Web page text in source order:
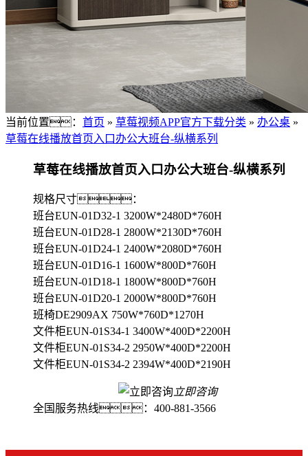
当前位置： 首页 » 草莓视频APP官方下载分类 » 办公桌 »
草莓在线播放首页入口办公大班台-纵横系列
草莓在线播放首页入口办公大班台-纵横系列
规格尺寸：
班台EUN-01D32-1 3200W*2480D*760H
班台EUN-01D28-1 2800W*2130D*760H
班台EUN-01D24-1 2400W*2080D*760H
班台EUN-01D16-1 1600W*800D*760H
班台EUN-01D18-1 1800W*800D*760H
班台EUN-01D20-1 2000W*800D*760H
班椅DE2909AX 750W*760D*1270H
文件柜EUN-01S34-1 3400W*400D*2200H
文件柜EUN-01S34-2 2950W*400D*2200H
文件柜EUN-01S34-2 2394W*400D*2190H
立即咨询
全国服务热线： 400-881-3566